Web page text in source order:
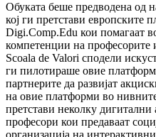
Обуката беше предводена од
кој ги претстави европските
Digi.Comp.Edu кои помагаат
компетенции на
Scoala de Valori сподели
ги пилотираше овие
партнерите да развијат
на овие платформи во
претстави неколку
професори кои предаваат